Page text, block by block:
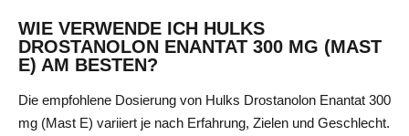
WIE VERWENDE ICH HULKS
DROSTANOLON ENANTAT 300 MG (MAST
E) AM BESTEN?
Die empfohlene Dosierung von Hulks Drostanolon Enantat 300
mg (Mast E) variiert je nach Erfahrung, Zielen und Geschlecht.